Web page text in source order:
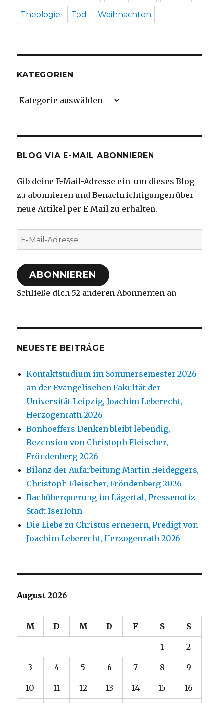
Theologie Tod Weihnachten
KATEGORIEN
Kategorien
BLOG VIA E-MAIL ABONNIEREN
Gib deine E-Mail-Adresse ein, um dieses Blog
zu abonnieren und Benachrichtigungen über
neue Artikel per E-Mail zu erhalten.
E-
Mail-
Adresse
ABONNIEREN
Schließe dich 52 anderen Abonnenten an
NEUESTE BEITRÄGE
Kontaktstudium im Sommersemester 2026
an der Evangelischen Fakultät der
Universität Leipzig, Joachim Leberecht,
Herzogenrath 2026
Bonhoeffers Denken bleibt lebendig,
Rezension von Christoph Fleischer,
Fröndenberg 2026
Bilanz der Aufarbeitung Martin Heideggers,
Christoph Fleischer, Fröndenberg 2026
Bachüberquerung im Lägertal, Pressenotiz
Stadt Iserlohn
Die Liebe zu Christus erneuern, Predigt von
Joachim Leberecht, Herzogenrath 2026
August 2026
M D M D F S S
1 2
3 4 5 6 7 8 9
10 11 12 13 14 15 16